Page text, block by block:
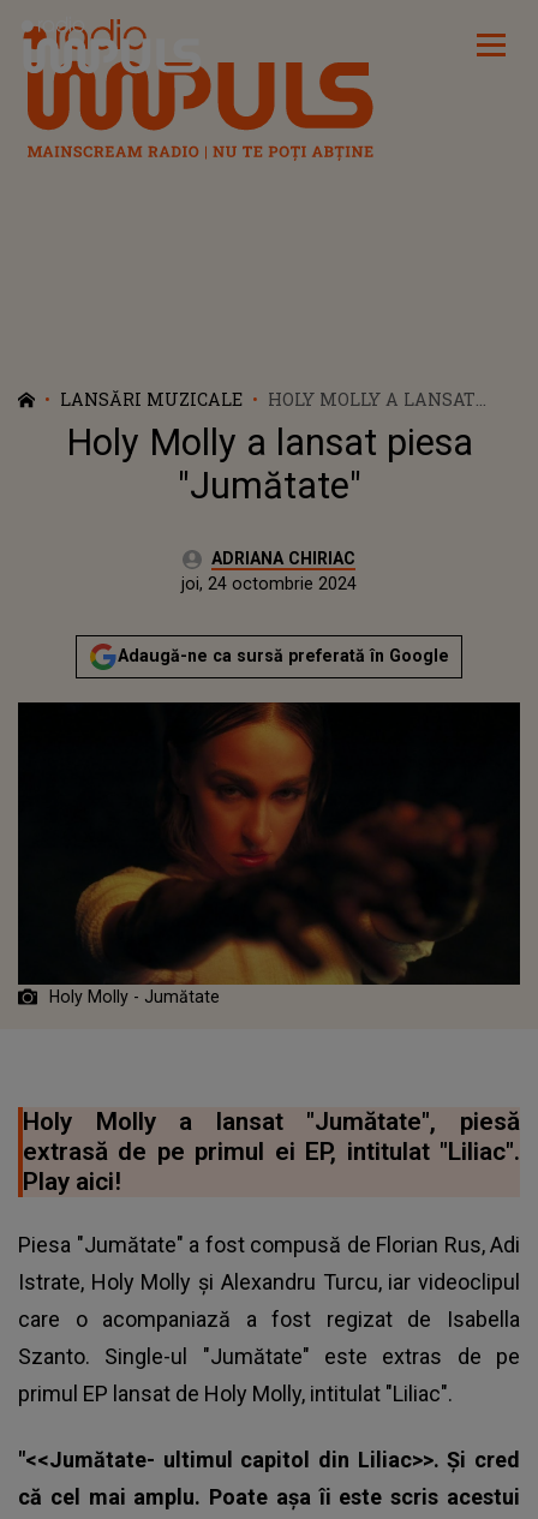
Radio Impuls
LANSĂRI MUZICALE
HOLY MOLLY A LANSAT
PIESA "JUMĂTATE"
Holy Molly a lansat piesa
"Jumătate"
Autor:ADRIANA CHIRIAC
marți, 24 octombrie 2023Actualizat:
joi, 24 octombrie 2024
Adaugă-ne ca sursă preferată în Google
Holy Molly - Jumătate
Holy Molly a lansat "Jumătate", piesă
extrasă de pe primul ei EP, intitulat "Liliac".
Play aici!
Piesa "Jumătate" a fost compusă de Florian Rus, Adi
Istrate, Holy Molly și Alexandru Turcu, iar videoclipul
care o acompaniază a fost regizat de Isabella
Szanto. Single-ul "Jumătate" este extras de pe
primul EP lansat de Holy Molly, intitulat "Liliac".
"<<Jumătate- ultimul capitol din Liliac>>. Și cred
că cel mai amplu. Poate așa îi este scris acestui